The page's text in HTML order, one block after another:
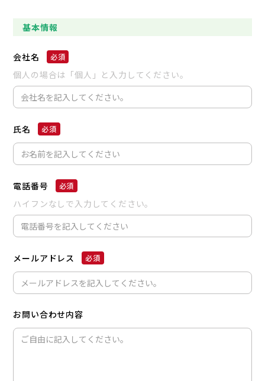
基本情報
会社名
個人の場合は「個人」と入力してください。
氏名
電話番号
ハイフンなしで入力してください。
メールアドレス
お問い合わせ内容